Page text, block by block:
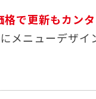
格で更新もカンタ
メニューデザイ